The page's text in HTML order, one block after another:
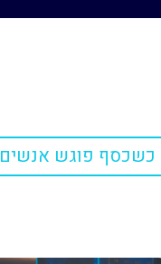
כשכסף פוגש אנשים